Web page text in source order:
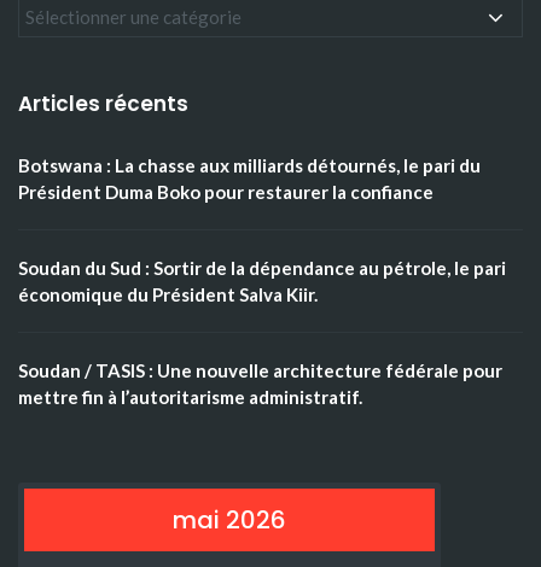
Articles récents
Botswana : La chasse aux milliards détournés, le pari du
Président Duma Boko pour restaurer la confiance
Soudan du Sud : Sortir de la dépendance au pétrole, le pari
économique du Président Salva Kiir.
Soudan / TASIS : Une nouvelle architecture fédérale pour
mettre fin à l’autoritarisme administratif.
mai 2026